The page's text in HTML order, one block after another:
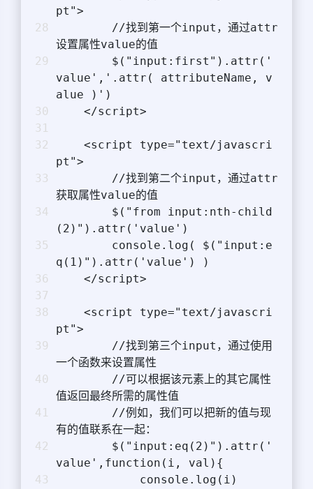
pt">
设置属性value的值
value','.attr( attributeName, v
alue )')
    </script>
pt">
获取属性value的值
(2)").attr('value')
q(1)").attr('value') )
    </script>
pt">
一个函数来设置属性
值返回最终所需的属性值
有的值联系在一起：
value',function(i, val){
            console.log(i)